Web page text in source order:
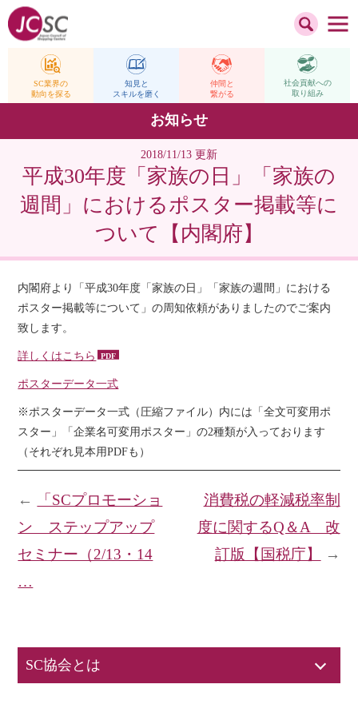
SC業界の
動向を探る
知見と
スキルを磨く
仲間と
繋がる
社会貢献への
取り組み
お知らせ
2018/11/13 更新
平成30年度「家族の日」「家族の
週間」におけるポスター掲載等に
ついて【内閣府】
内閣府より「平成30年度「家族の日」「家族の週間」における
ポスター掲載等について」の周知依頼がありましたのでご案内
致します。
詳しくはこちら
ポスターデータ一式
※ポスターデータ一式（圧縮ファイル）内には「全文可変用ポ
スター」「企業名可変用ポスター」の2種類が入っております
（それぞれ見本用PDFも）
消費税の軽減税率制
度に関するQ＆A 改
訂版【国税庁】
→
←
「SCプロモーショ
ン ステップアップ
セミナー（2/13・14
…
SC協会とは